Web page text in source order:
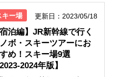
キー場 更新日：2023/05/18
宿泊編】JR新幹線で行く
ボ・スキーツアーにお
め！スキー場9選
2023-2024年版】